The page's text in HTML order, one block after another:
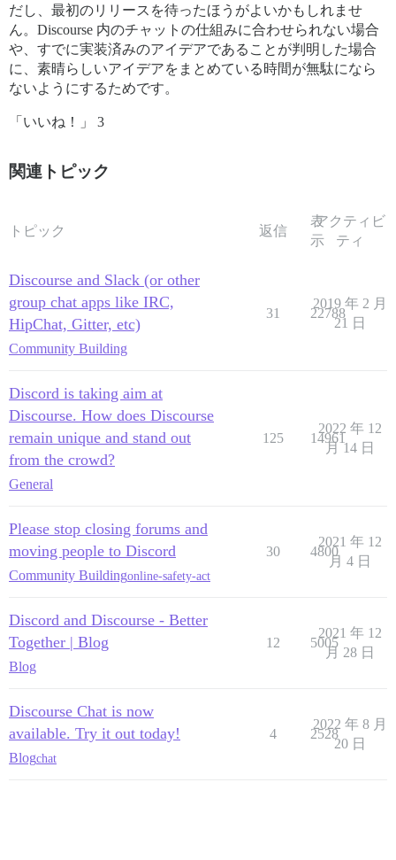
だし、最初のリリースを待ったほうがよいかもしれませ
ん。Discourse 内のチャットの仕組みに合わせられない場合
や、すでに実装済みのアイデアであることが判明した場合
に、素晴らしいアイデアをまとめている時間が無駄になら
ないようにするためです。
「いいね！」 3
関連トピック
トピック 返信
表
示
アクティビ
ティ
Discourse and Slack (or other
group chat apps like IRC,
HipChat, Gitter, etc)
Community Building
31 22788
2019 年 2 月
21 日
Discord is taking aim at
Discourse. How does Discourse
remain unique and stand out
from the crowd?
General
125 14961
2022 年 12
月 14 日
Please stop closing forums and
moving people to Discord
Community Buildingonline-safety-act
30 4800
2021 年 12
月 4 日
Discord and Discourse - Better
Together | Blog
Blog
12 5005
2021 年 12
月 28 日
Discourse Chat is now
available. Try it out today!
Blogchat
4 2528
2022 年 8 月
20 日